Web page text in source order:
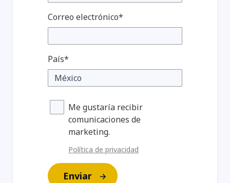
Correo electrónico*
País*
Me gustaría recibir
comunicaciones de
marketing.
Política de privacidad
Enviar